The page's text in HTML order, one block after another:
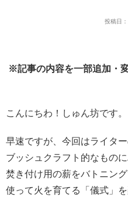
投稿日
※記事の内容を一部追加・
こんにちわ！しゅん坊です。
早速ですが、今回はライター
ブッシュクラフト的なもの
焚き付け用の薪をバトニン
使って火を育てる「儀式」